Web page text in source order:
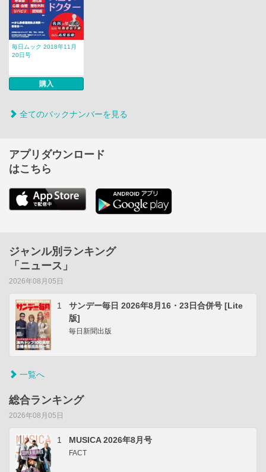
毎日ムック 2018年11月
20日号
購入
全てのバックナンバーを見る
アプリダウンロード
はこちら
ジャンル別ランキング
「ニュース」
2026年08月05日
1
サンデー毎日 2026年8月16・23日合併号 [Lite
版]
毎日新聞出版
一覧へ
総合ランキング
2026年08月05日
1 MUSICA 2026年8月号
FACT